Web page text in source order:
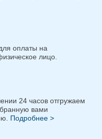
оплаты на
лицо.
24 часов отгружаем
вами
Подробнее >